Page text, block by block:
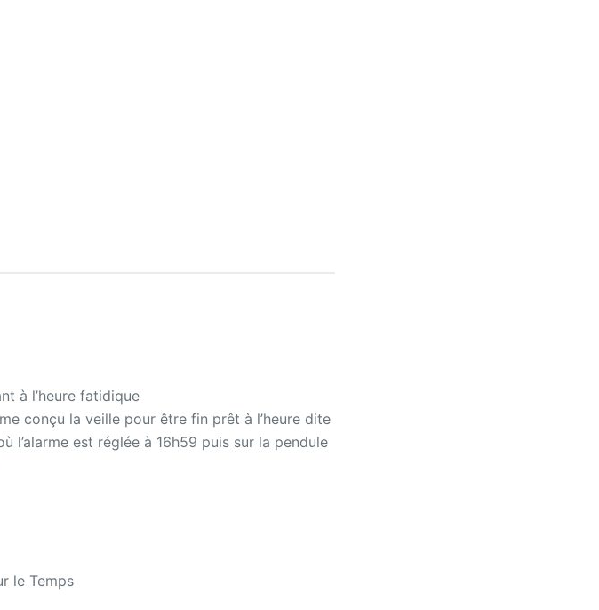
à l’heure fatidique
conçu la veille pour être fin prêt à l’heure dite
est réglée à 16h59 puis sur la pendule
le Temps